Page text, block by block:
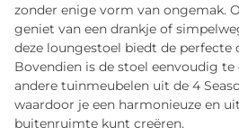
zonder enige vorm van ongemak.
geniet van een drankje of
deze loungestoel biedt de perfecte
Bovendien is de stoel eenvoudig
andere tuinmeubelen uit de 4
waardoor je een harmonieuze en
buitenruimte kunt creëren.